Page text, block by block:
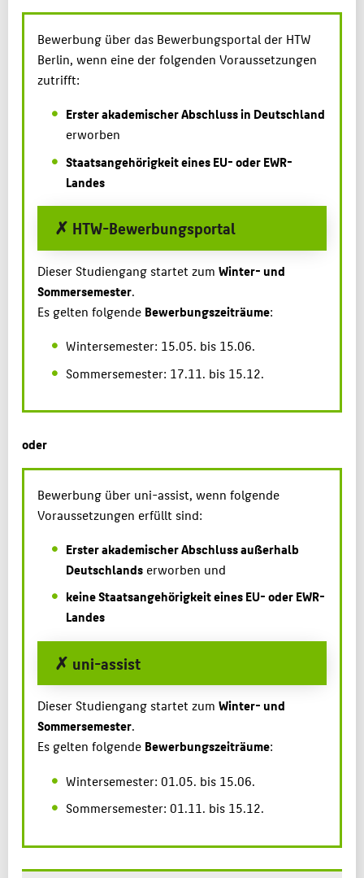
Bewerbung über das Bewerbungsportal der HTW
Berlin, wenn eine der folgenden Voraussetzungen
zutrifft:
Erster akademischer Abschluss in Deutschland
erworben
Staatsangehörigkeit eines EU- oder EWR-
Landes
✗ HTW-Bewerbungsportal
Dieser Studiengang startet zumWinter- und
Sommersemester.
Es gelten folgende Bewerbungszeiträume:
Wintersemester: 15.05. bis 15.06.
Sommersemester: 17.11. bis 15.12.
oder
Bewerbung über uni-assist, wenn folgende
Voraussetzungen erfüllt sind:
Erster akademischer Abschluss außerhalb
Deutschlandserworben und
keine Staatsangehörigkeit eines EU- oder EWR-
Landes
✗ uni-assist
Dieser Studiengang startet zumWinter- und
Sommersemester.
Es gelten folgende Bewerbungszeiträume:
Wintersemester: 01.05. bis 15.06.
Sommersemester: 01.11. bis 15.12.